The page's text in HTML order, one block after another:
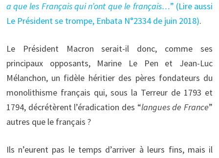
a que les Français qui n’ont que le français…” (Lire aussi
Le Président se trompe, Enbata N°2334 de juin 2018).
Le Président Macron serait-il donc, comme ses
principaux opposants, Marine Le Pen et Jean-Luc
Mélanchon, un fidèle héritier des pères fondateurs du
monolithisme français qui, sous la Terreur de 1793 et
1794, décrétèrent l’éradication des “langues de France”
autres que le français ?
Ils n’eurent pas le temps d’arriver à leurs fins, mais il